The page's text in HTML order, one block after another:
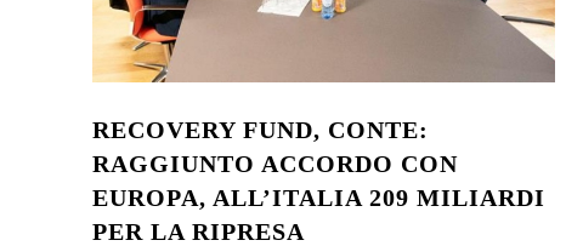
RECOVERY FUND, CONTE:
RAGGIUNTO ACCORDO CON
EUROPA, ALL’ITALIA 209 MILIARDI
PER LA RIPRESA